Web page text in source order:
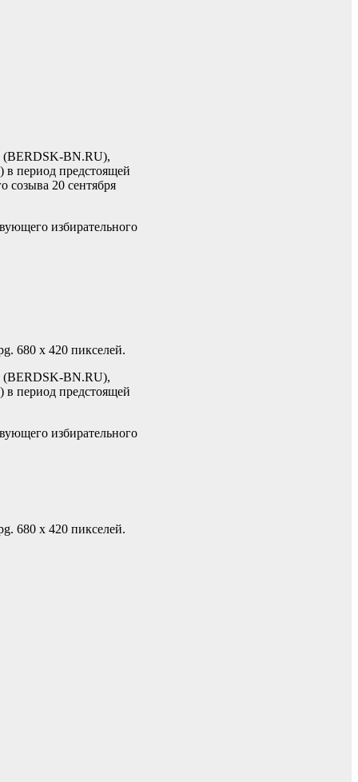
(BERDSK-BN.RU),
в период предстоящей
созыва 20 сентября
избирательного
680 х 420 пикселей.
(BERDSK-BN.RU),
в период предстоящей
избирательного
680 х 420 пикселей.